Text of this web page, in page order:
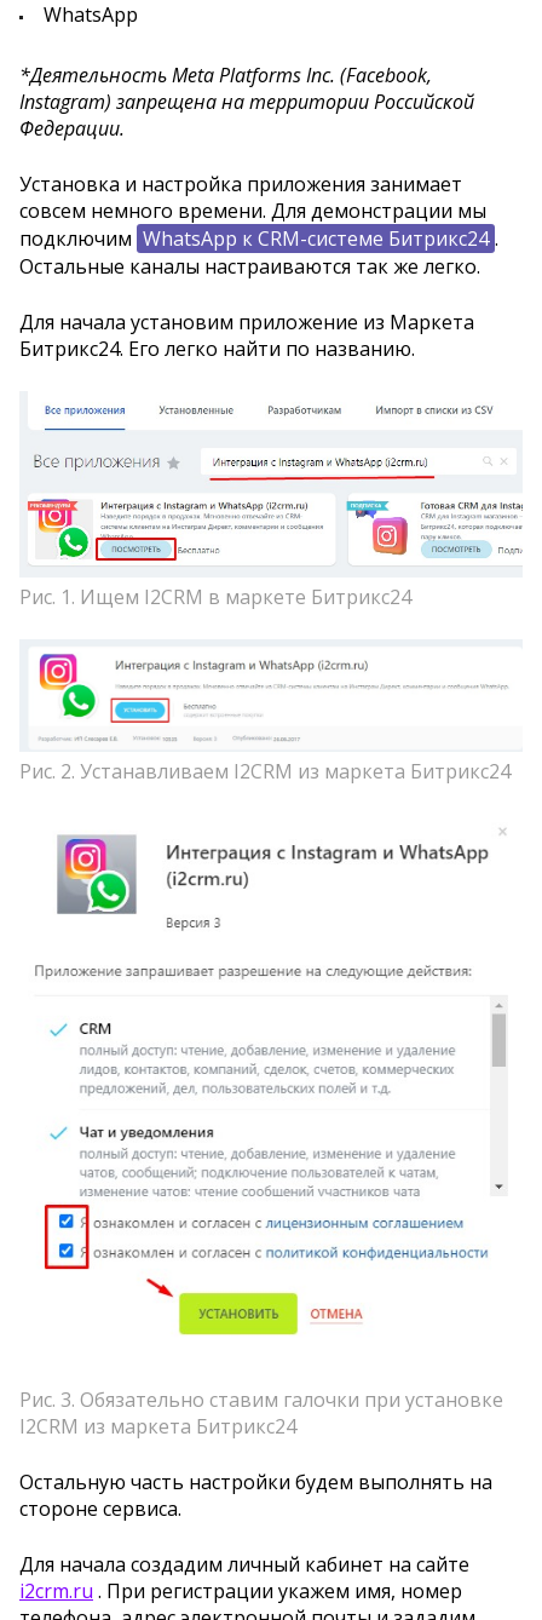
WhatsApp
*Деятельность Meta Platforms Inc. (Facebook,
Instagram) запрещена на территории Российской
Федерации.
Установка и настройка приложения занимает
совсем немного времени. Для демонстрации мы
подключим WhatsApp к CRM-системе Битрикс24 .
Остальные каналы настраиваются так же легко.
Для начала установим приложение из Маркета
Битрикс24. Его легко найти по названию.
Рис. 1. Ищем I2CRM в маркете Битрикс24
Рис. 2. Устанавливаем I2CRM из маркета Битрикс24
Рис. 3. Обязательно ставим галочки при установке
I2CRM из маркета Битрикс24
Остальную часть настройки будем выполнять на
стороне сервиса.
Для начала создадим личный кабинет на сайте
i2crm.ru . При регистрации укажем имя, номер